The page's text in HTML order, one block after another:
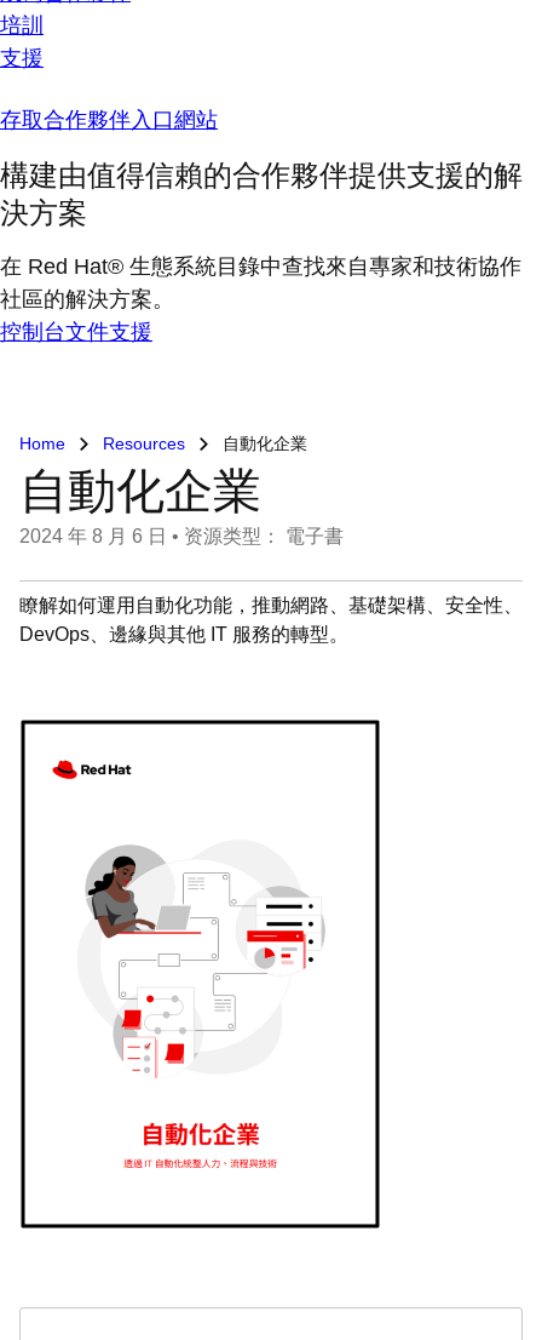
培訓
支援
存取合作夥伴入口網站
構建由值得信賴的合作夥伴提供支援的解
決方案
在 Red Hat® 生態系統目錄中查找來自專家和技術協作
社區的解決方案。
控制台文件支援
Home Resources 自動化企業
自動化企業
2024 年 8 月 6 日 • 资源类型： 電子書
瞭解如何運用自動化功能，推動網路、基礎架構、安全性、
DevOps、邊緣與其他 IT 服務的轉型。